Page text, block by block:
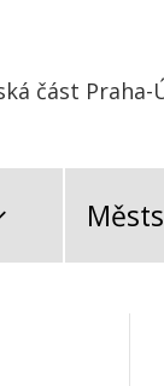
část Praha-